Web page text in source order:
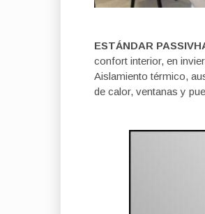
ESTÁNDAR
confort interior, en
Aislamiento térmico,
de calor, ventanas y